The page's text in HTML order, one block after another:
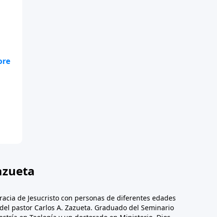
de Jesucristo con personas de diferentes edades
pastor Carlos A. Zazueta. Graduado del Seminario